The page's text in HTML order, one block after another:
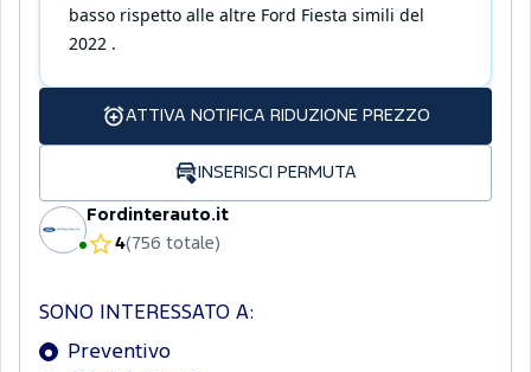
basso rispetto alle altre Ford Fiesta simili del
2022 .
ATTIVA NOTIFICA RIDUZIONE PREZZO
INSERISCI PERMUTA
Fordinterauto.it
4(756 totale)
SONO INTERESSATO A:
Preventivo